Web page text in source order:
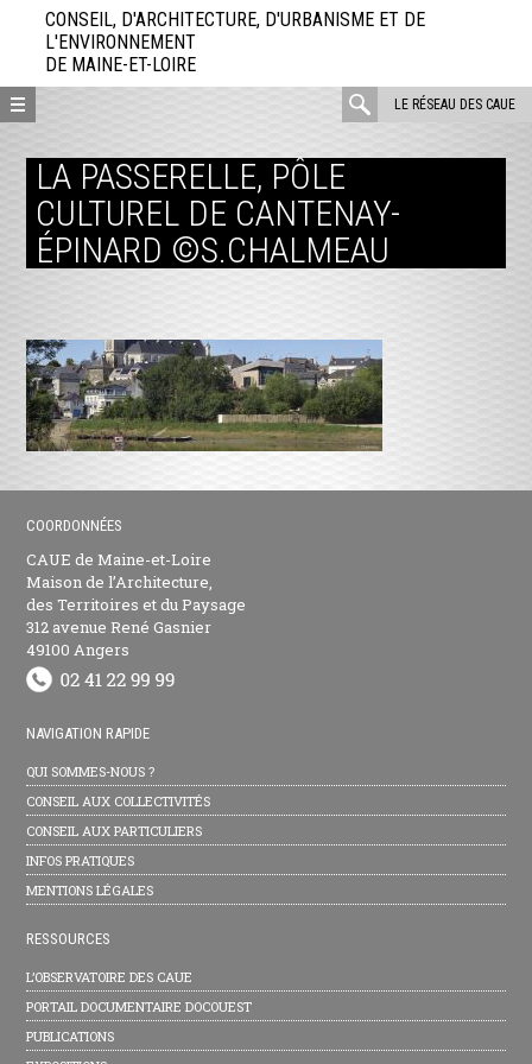
directement
contenu
CONSEIL, D'ARCHITECTURE, D'URBANISME ET DE
L'ENVIRONNEMENT
DE MAINE-ET-LOIRE
LE RÉSEAU DES CAUE
rechercher
LA PASSERELLE, PÔLE
CULTUREL DE CANTENAY-
ÉPINARD ©S.CHALMEAU
COORDONNÉES
CAUE de Maine-et-Loire
Maison de l’Architecture,
des Territoires et du Paysage
312 avenue René Gasnier
49100 Angers
NAVIGATION RAPIDE
QUI SOMMES-NOUS ?
CONSEIL AUX COLLECTIVITÉS
CONSEIL AUX PARTICULIERS
INFOS PRATIQUES
MENTIONS LÉGALES
RESSOURCES
L’OBSERVATOIRE DES CAUE
PORTAIL DOCUMENTAIRE DOCOUEST
PUBLICATIONS